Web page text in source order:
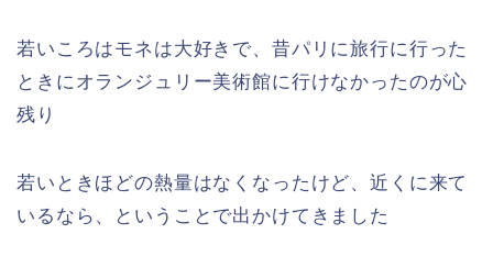
若いころはモネは大好きで、昔パリに旅行に行った
ときにオランジュリー美術館に行けなかったのが心
残り
若いときほどの熱量はなくなったけど、近くに来て
いるなら、ということで出かけてきました